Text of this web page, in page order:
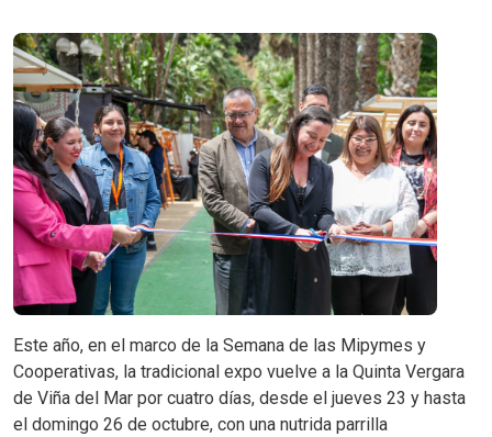
Este año, en el marco de la Semana de las Mipymes y
Cooperativas, la tradicional expo vuelve a la Quinta Vergara
de Viña del Mar por cuatro días, desde el jueves 23 y hasta
el domingo 26 de octubre, con una nutrida parrilla